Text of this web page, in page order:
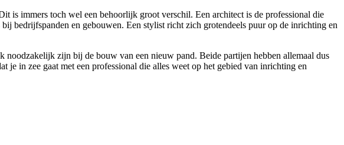
is immers toch wel een behoorlijk groot verschil. Een architect is de professional die
bedrijfspanden en gebouwen. Een stylist richt zich grotendeels puur op de inrichting en
noodzakelijk zijn bij de bouw van een nieuw pand. Beide partijen hebben allemaal dus
je in zee gaat met een professional die alles weet op het gebied van inrichting en